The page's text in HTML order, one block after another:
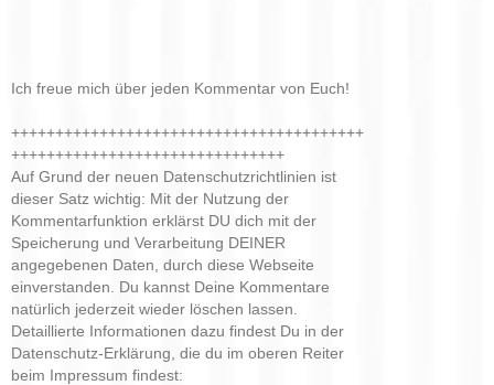
Ich freue mich über jeden Kommentar von Euch!
++++++++++++++++++++++++++++++++++++++++
+++++++++++++++++++++++++++++++
Auf Grund der neuen Datenschutzrichtlinien ist
dieser Satz wichtig: Mit der Nutzung der
Kommentarfunktion erklärst DU dich mit der
Speicherung und Verarbeitung DEINER
angegebenen Daten, durch diese Webseite
einverstanden. Du kannst Deine Kommentare
natürlich jederzeit wieder löschen lassen.
Detaillierte Informationen dazu findest Du in der
Datenschutz-Erklärung, die du im oberen Reiter
beim Impressum findest: